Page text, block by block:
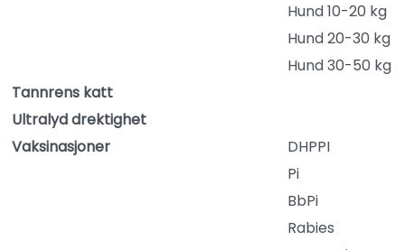
Hund 10-20 kg
Hund 20-30 kg
Hund 30-50 kg
Tannrens katt
Ultralyd drektighet
Vaksinasjoner
DHPPI
Pi
BbPi
Rabies